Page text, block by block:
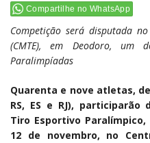
Compartilhe no WhatsApp
Competição será disputada
(CMTE), em Deodoro, um
Paralimpíadas
Quarenta e nove atletas, de
RS, ES e RJ),
Tiro Esportivo
12 de novembro, no